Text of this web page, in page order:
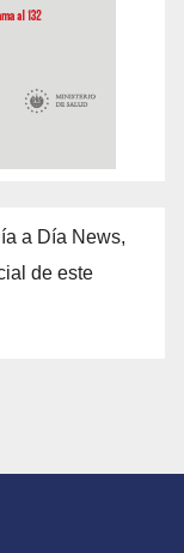
a Día News,
de este